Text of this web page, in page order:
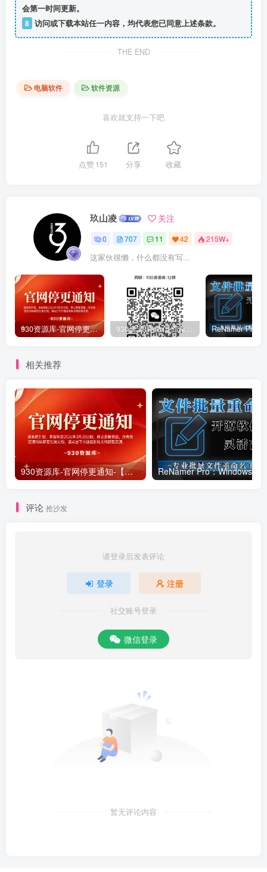
会第一时间更新。
8 访问或下载本站任一内容，均代表您已同意上述条款。
THE END
电脑软件 软件资源
喜欢就支持一下吧
点赞151 分享 收藏
玖山凌 关注
0 707 11 42 215W+
这家伙很懒，什么都没有写...
930资源库-官网停更通知-【换在线文档更新-每日更新】 930资源库-微信资源12群【限时免费】开放入群中！！！
相关推荐
930资源库-官网停更通知-【换在线文档更新-每日更新】
评论 抢沙发
请登录后发表评论
登录 注册
社交账号登录
微信登录
暂无评论内容